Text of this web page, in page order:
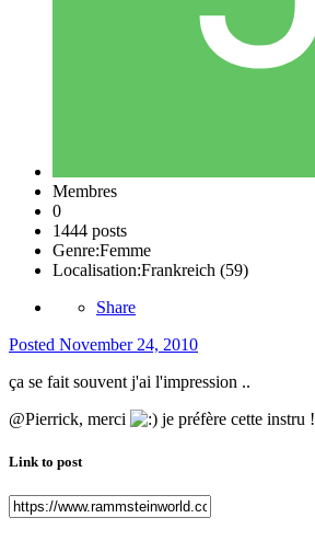
Membres
0
1444 posts
Genre:Femme
Localisation:Frankreich (59)
Share
Posted November 24, 2010
ça se fait souvent j'ai l'impression ..
@Pierrick, merci
je préfère cette instru !
Link to post